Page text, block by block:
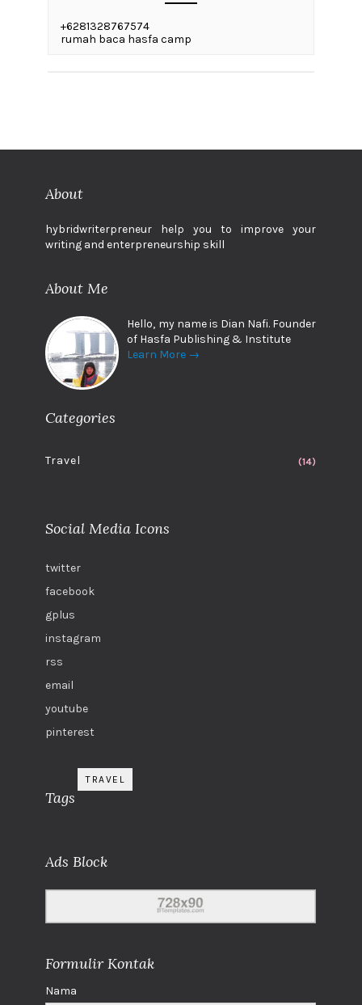
+6281328767574
rumah baca hasfa camp
About
hybridwriterpreneur help you to improve your
writing and enterpreneurship skill
About Me
Hello, my name is Dian Nafi. Founder
of Hasfa Publishing & Institute
Learn More →
Categories
Travel (14)
Social Media Icons
twitter
facebook
gplus
instagram
rss
email
youtube
pinterest
Tags
TRAVEL
Ads Block
Formulir Kontak
Nama